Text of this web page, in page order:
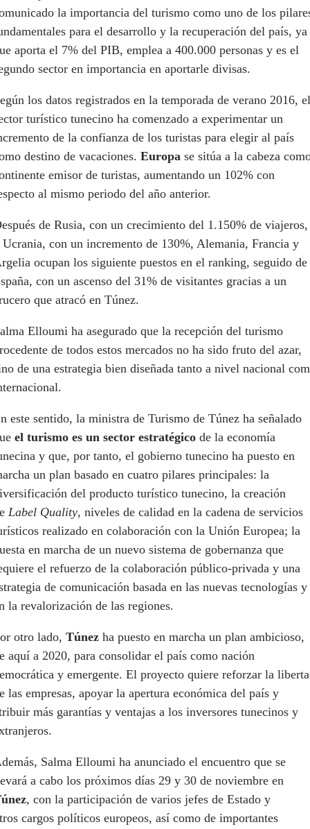
la importancia del turismo como uno de los
para el desarrollo y la recuperación del país, ya
aporta el 7% del PIB, emplea a 400.000 personas y es el
sector en importancia en aportarle divisas.
los datos registrados en la temporada de verano 2016, el
turístico tunecino ha comenzado a experimentar un
de la confianza de los turistas para elegir al país
destino de vacaciones. Europa se sitúa a la cabeza
emisor de turistas, aumentando un 102% con
al mismo periodo del año anterior.
de Rusia, con un crecimiento del 1.150% de viajeros,
con un incremento de 130%, Alemania, Francia y
ocupan los siguiente puestos en el ranking, seguido de
con un ascenso del 31% de visitantes gracias a un
que atracó en Túnez.
Elloumi ha asegurado que la recepción del turismo
de todos estos mercados no ha sido fruto del azar,
de una estrategia bien diseñada tanto a nivel nacional
este sentido, la ministra de Turismo de Túnez ha señalado
el turismo es un sector estratégico de la economía
y que, por tanto, el gobierno tunecino ha puesto en
un plan basado en cuatro pilares principales: la
del producto turístico tunecino, la creación
Label Quality, niveles de calidad en la cadena de servicios
realizado en colaboración con la Unión Europea; la
en marcha de un nuevo sistema de gobernanza que
el refuerzo de la colaboración público-privada y una
de comunicación basada en las nuevas tecnologías y
la revalorización de las regiones.
otro lado, Túnez ha puesto en marcha un plan ambicioso,
aquí a 2020, para consolidar el país como nación
y emergente. El proyecto quiere reforzar la
las empresas, apoyar la apertura económica del país y
más garantías y ventajas a los inversores tunecinos y
Salma Elloumi ha anunciado el encuentro que se
a cabo los próximos días 29 y 30 de noviembre en
, con la participación de varios jefes de Estado y
cargos políticos europeos, así como de importantes